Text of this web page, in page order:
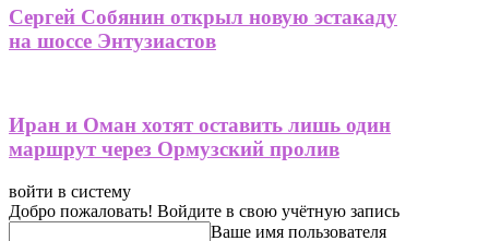
Сергей Собянин открыл новую эстакаду
на шоссе Энтузиастов
Иран и Оман хотят оставить лишь один
маршрут через Ормузский пролив
войти в систему
Добро пожаловать! Войдите в свою учётную запись
Ваше имя пользователя